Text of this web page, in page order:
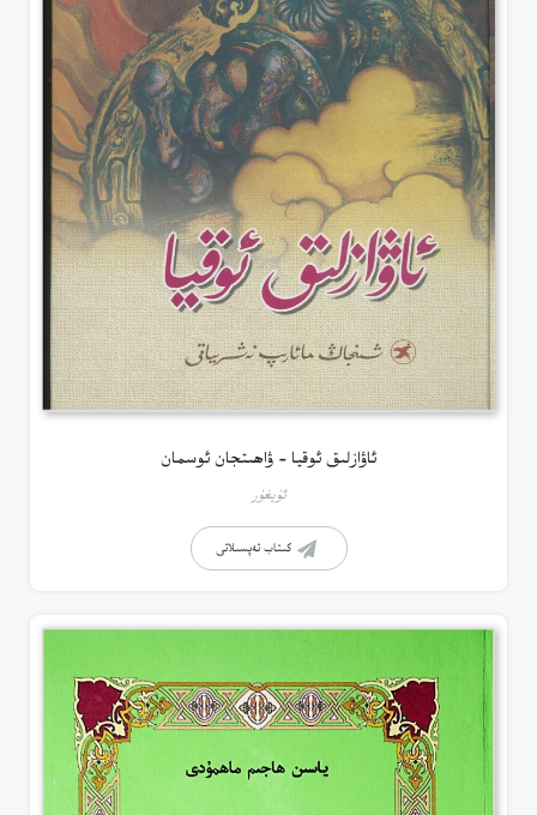
ئاۋازلىق ئوقيا – ۋاھىتجان ئوسمان
ئۇيغۇر
كىتاب تەپسىلاتى